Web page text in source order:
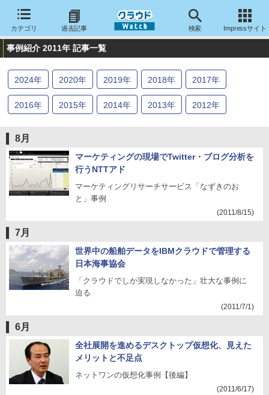
カテゴリ 過去記事 検索 Impressサイト
事例紹介 2011年 記事一覧
2024年 2020年 2019年 2018年 2017年
2016年 2015年 2014年 2013年 2012年
8月
マーケティングの現場でTwitter・ブログ分析を
行うNTTアド
マーケティングリサーチサービス「なずきのお
と」事例
(2011/8/15)
7月
世界中の船舶データをIBMクラウドで管理する
日本海事協会
「クラウドでしか実現しなかった」壮大な事例に
迫る
(2011/7/1)
6月
全社展開を進めるデスクトップ仮想化、見えた
メリットと不足点
ネットワンの仮想化事例【後編】
(2011/6/17)